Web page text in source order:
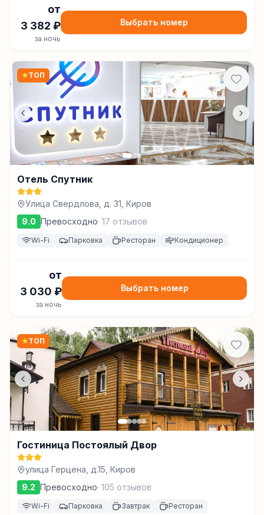
от
3 382 ₽
за ночь
Выбрать номер
★ТОП
Отель Спутник
Улица Свердлова, д. 31, Киров
9.0 Превосходно· 17 отзывов
Wi-Fi Парковка Ресторан Кондиционер
от
3 030 ₽
за ночь
Выбрать номер
★ТОП
Гостиница Постоялый Двор
улица Герцена, д.15, Киров
9.2 Превосходно· 105 отзывов
Wi-Fi Парковка Завтрак Ресторан